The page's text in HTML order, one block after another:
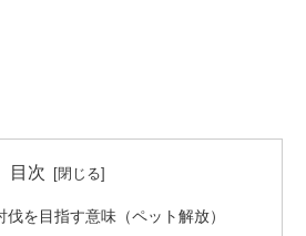
目次
を目指す意味（ペット解放）